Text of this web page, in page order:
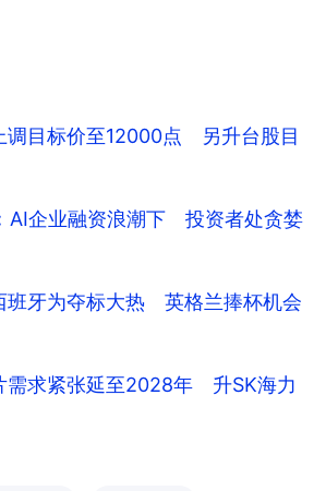
目标价至12000点 另升台股目
企业融资浪潮下 投资者处贪婪
班牙为夺标大热 英格兰捧杯机会
需求紧张延至2028年 升SK海力